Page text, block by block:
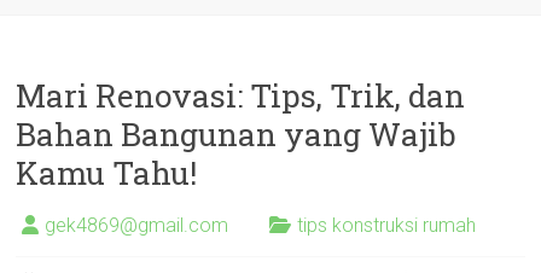
Mari Renovasi: Tips, Trik, dan
Bahan Bangunan yang Wajib
Kamu Tahu!
gek4869@gmail.com tips konstruksi rumah